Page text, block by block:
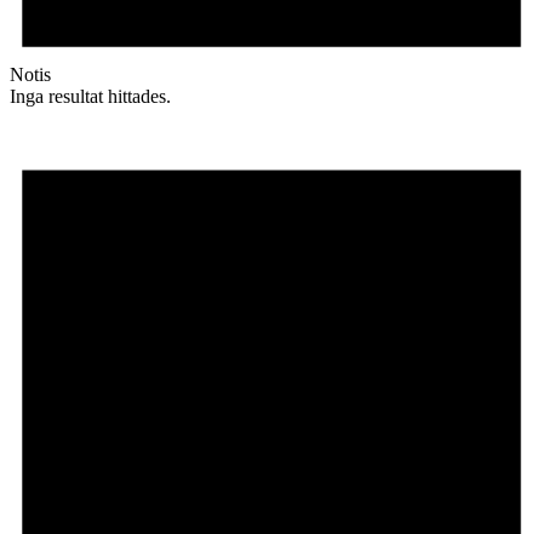
Notis
Inga resultat hittades.